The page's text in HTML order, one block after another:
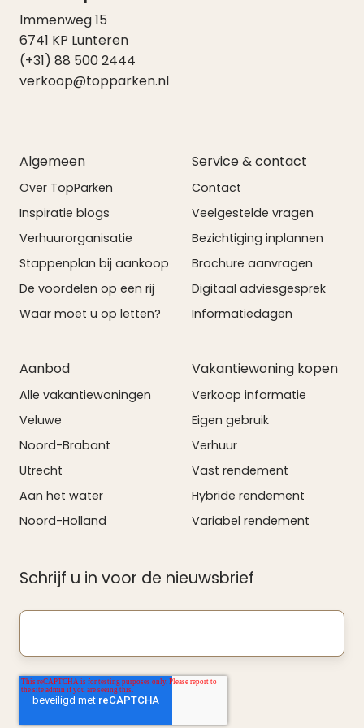
Immenweg 15
6741 KP Lunteren
(+31) 88 500 2444
verkoop@topparken.nl
Algemeen
Over TopParken
Inspiratie blogs
Verhuurorganisatie
Stappenplan bij aankoop
De voordelen op een rij
Waar moet u op letten?
Service & contact
Contact
Veelgestelde vragen
Bezichtiging inplannen
Brochure aanvragen
Digitaal adviesgesprek
Informatiedagen
Aanbod
Alle vakantiewoningen
Veluwe
Noord-Brabant
Utrecht
Aan het water
Noord-Holland
Vakantiewoning kopen
Verkoop informatie
Eigen gebruik
Verhuur
Vast rendement
Hybride rendement
Variabel rendement
Schrijf u in voor de nieuwsbrief
Uw
mailadres*